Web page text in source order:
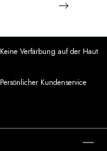
Keine Verfärbung auf der Haut
Persönlicher Kundenservice